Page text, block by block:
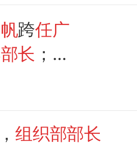
跨任广
长 ； 广
技术大
组织部部长